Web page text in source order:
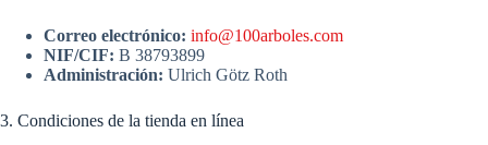
Correo electrónico: info@100arboles.com
NIF/CIF: B 38793899
Administración: Ulrich Götz Roth
3. Condiciones de la tienda en línea